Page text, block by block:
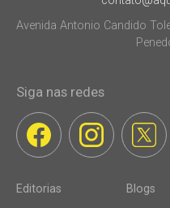
Avenida Antonio Candido
Siga nas redes
Editorias Blogs